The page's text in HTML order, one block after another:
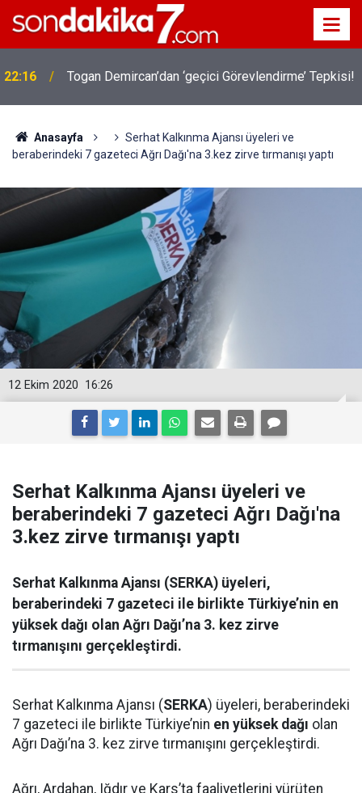
22:16 Togan Demircan’dan ‘geçici Görevlendirme’ Tepkisi!
Anasayfa
Serhat Kalkınma Ajansı üyeleri ve
beraberindeki 7 gazeteci Ağrı Dağı'na 3.kez zirve tırmanışı yaptı
16:26
12 Ekim 2020
Serhat Kalkınma Ajansı üyeleri ve
beraberindeki 7 gazeteci Ağrı Dağı'na
3.kez zirve tırmanışı yaptı
Serhat Kalkınma Ajansı (SERKA) üyeleri,
beraberindeki 7 gazeteci ile birlikte Türkiye’nin en
yüksek dağı olan Ağrı Dağı’na 3. kez zirve
tırmanışını gerçekleştirdi.
Serhat Kalkınma Ajansı (SERKA) üyeleri, beraberindeki
7 gazeteci ile birlikte Türkiye’nin en yüksek dağı olan
Ağrı Dağı’na 3. kez zirve tırmanışını gerçekleştirdi.
Ağrı, Ardahan, Iğdır ve Kars’ta faaliyetlerini yürüten